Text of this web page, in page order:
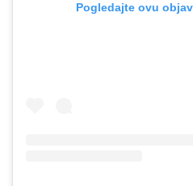
Pogledajte ovu